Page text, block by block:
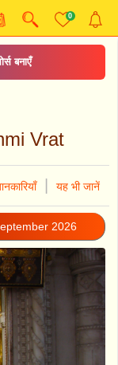
0
बनाएँ
Vrat
यह भी जानें
2026